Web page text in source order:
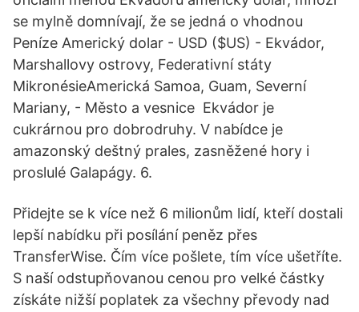
se mylně domnívají, že se jedná o vhodnou
Peníze Americký dolar - USD ($US) - Ekvádor,
Marshallovy ostrovy, Federativní státy
MikronésieAmerická Samoa, Guam, Severní
Mariany, - Město a vesnice Ekvádor je
cukrárnou pro dobrodruhy. V nabídce je
amazonský deštný prales, zasněžené hory i
proslulé Galapágy. 6.
Přidejte se k více než 6 milionům lidí, kteří dostali
lepší nabídku při posílání peněz přes
TransferWise. Čím více pošlete, tím více ušetříte.
S naší odstupňovanou cenou pro velké částky
získáte nižší poplatek za všechny převody nad